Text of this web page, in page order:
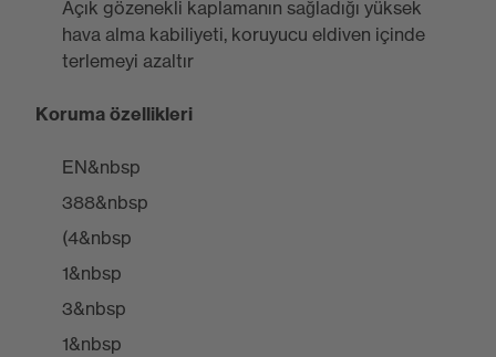
Açık gözenekli kaplamanın sağladığı yüksek
hava alma kabiliyeti, koruyucu eldiven içinde
terlemeyi azaltır
Koruma özellikleri
EN&nbsp
388&nbsp
(4&nbsp
1&nbsp
3&nbsp
1&nbsp